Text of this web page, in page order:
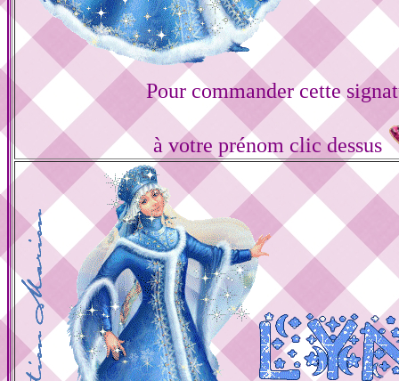
Pour commander cette
à votre prénom clic dessus